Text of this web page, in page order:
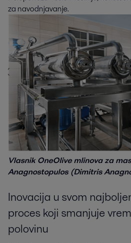
za navodnjavanje.
Vlasnik OneOlive mlinova za
Anagnostopulos (Dimitris
Inovacija u svom
proces koji smanjuje
polovinu